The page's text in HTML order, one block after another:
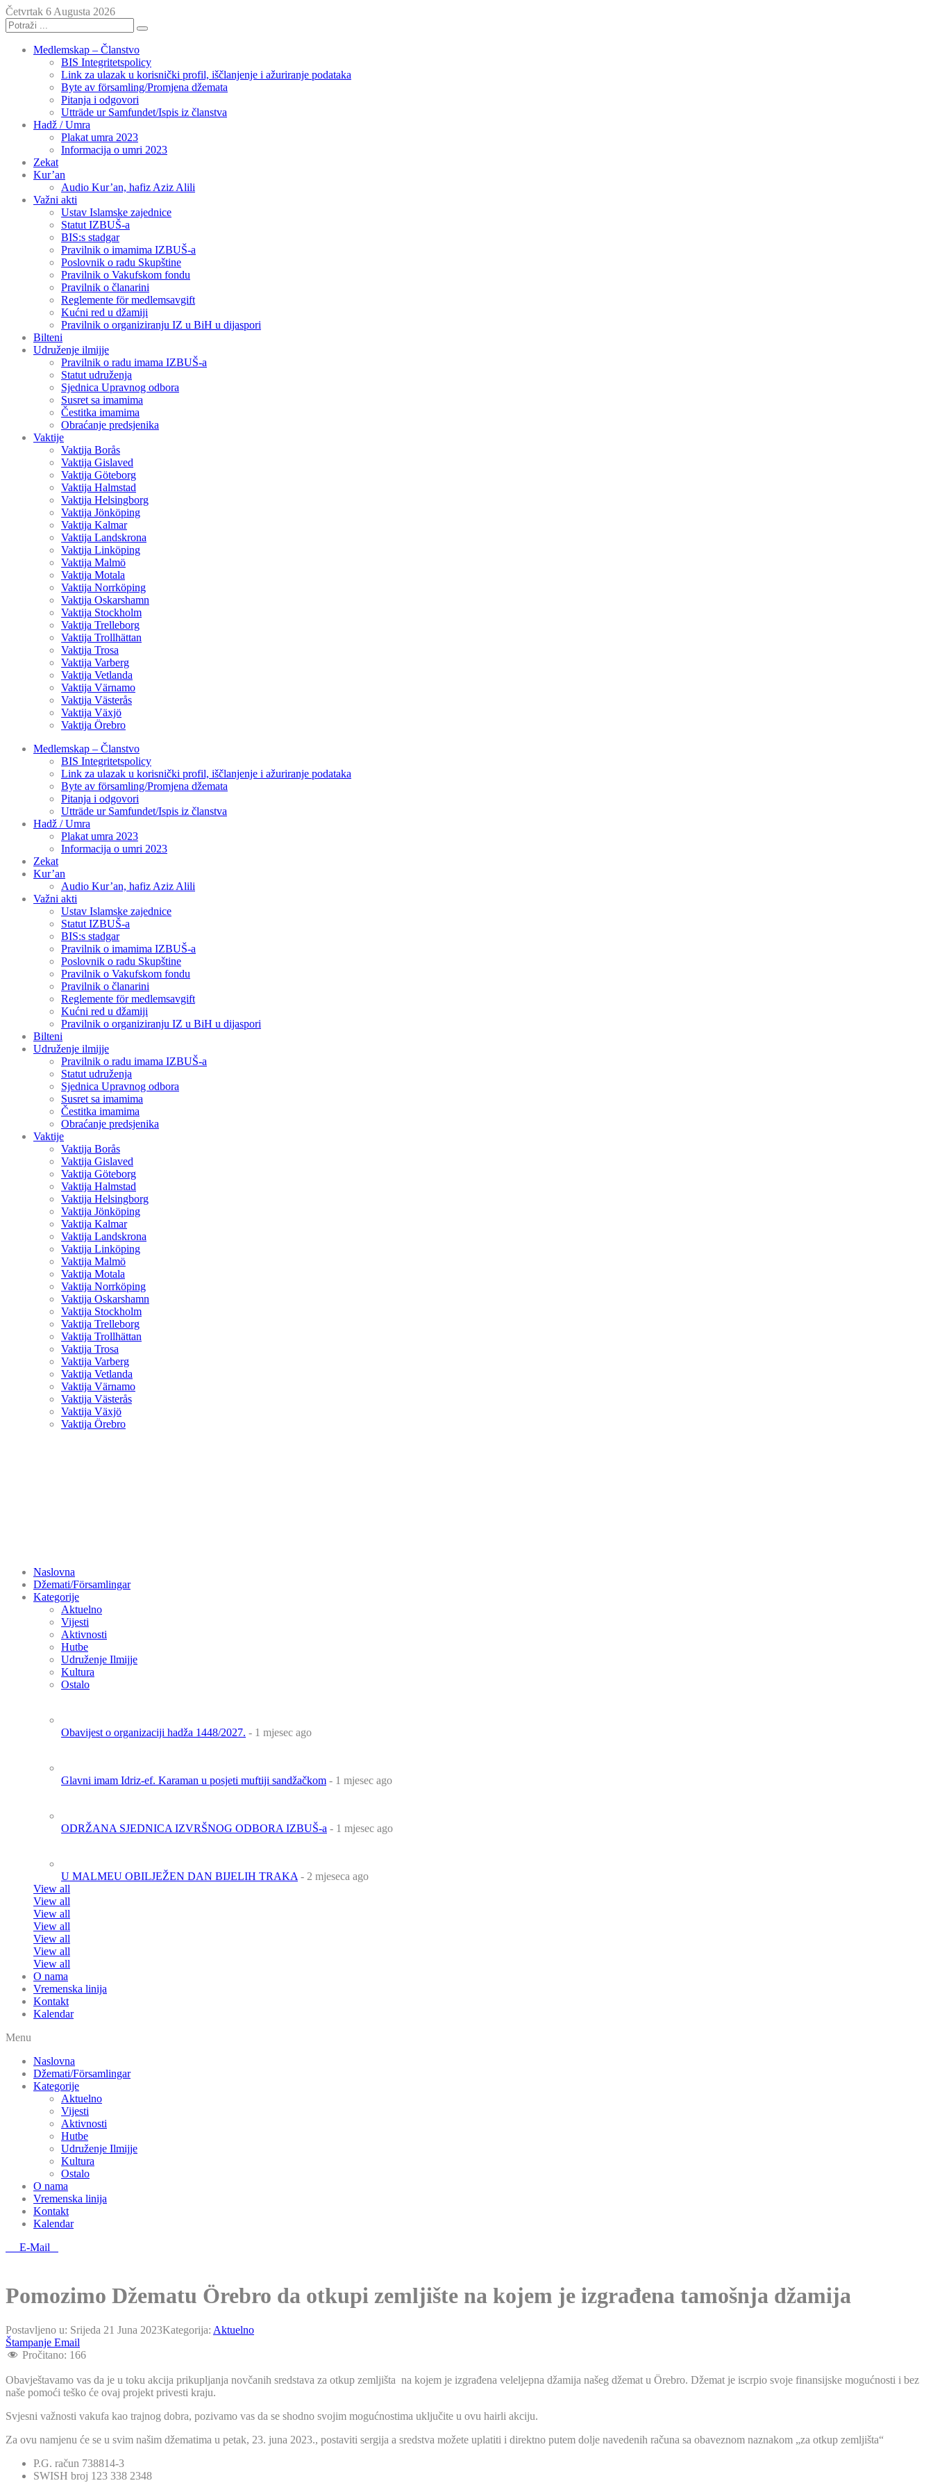
Četvrtak 6 Augusta 2026
Medlemskap – Članstvo
BIS Integritetspolicy
Link za ulazak u korisnički profil, iščlanjenje i ažuriranje podataka
Byte av församling/Promjena džemata
Pitanja i odgovori
Utträde ur Samfundet/Ispis iz članstva
Hadž / Umra
Plakat umra 2023
Informacija o umri 2023
Zekat
Kur’an
Audio Kur’an, hafiz Aziz Alili
Važni akti
Ustav Islamske zajednice
Statut IZBUŠ-a
BIS:s stadgar
Pravilnik o imamima IZBUŠ-a
Poslovnik o radu Skupštine
Pravilnik o Vakufskom fondu
Pravilnik o članarini
Reglemente för medlemsavgift
Kućni red u džamiji
Pravilnik o organiziranju IZ u BiH u dijaspori
Bilteni
Udruženje ilmijje
Pravilnik o radu imama IZBUŠ-a
Statut udruženja
Sjednica Upravnog odbora
Susret sa imamima
Čestitka imamima
Obraćanje predsjenika
Vaktije
Vaktija Borås
Vaktija Gislaved
Vaktija Göteborg
Vaktija Halmstad
Vaktija Helsingborg
Vaktija Jönköping
Vaktija Kalmar
Vaktija Landskrona
Vaktija Linköping
Vaktija Malmö
Vaktija Motala
Vaktija Norrköping
Vaktija Oskarshamn
Vaktija Stockholm
Vaktija Trelleborg
Vaktija Trollhättan
Vaktija Trosa
Vaktija Varberg
Vaktija Vetlanda
Vaktija Värnamo
Vaktija Västerås
Vaktija Växjö
Vaktija Örebro
Medlemskap – Članstvo
BIS Integritetspolicy
Link za ulazak u korisnički profil, iščlanjenje i ažuriranje podataka
Byte av församling/Promjena džemata
Pitanja i odgovori
Utträde ur Samfundet/Ispis iz članstva
Hadž / Umra
Plakat umra 2023
Informacija o umri 2023
Zekat
Kur’an
Audio Kur’an, hafiz Aziz Alili
Važni akti
Ustav Islamske zajednice
Statut IZBUŠ-a
BIS:s stadgar
Pravilnik o imamima IZBUŠ-a
Poslovnik o radu Skupštine
Pravilnik o Vakufskom fondu
Pravilnik o članarini
Reglemente för medlemsavgift
Kućni red u džamiji
Pravilnik o organiziranju IZ u BiH u dijaspori
Bilteni
Udruženje ilmijje
Pravilnik o radu imama IZBUŠ-a
Statut udruženja
Sjednica Upravnog odbora
Susret sa imamima
Čestitka imamima
Obraćanje predsjenika
Vaktije
Vaktija Borås
Vaktija Gislaved
Vaktija Göteborg
Vaktija Halmstad
Vaktija Helsingborg
Vaktija Jönköping
Vaktija Kalmar
Vaktija Landskrona
Vaktija Linköping
Vaktija Malmö
Vaktija Motala
Vaktija Norrköping
Vaktija Oskarshamn
Vaktija Stockholm
Vaktija Trelleborg
Vaktija Trollhättan
Vaktija Trosa
Vaktija Varberg
Vaktija Vetlanda
Vaktija Värnamo
Vaktija Västerås
Vaktija Växjö
Vaktija Örebro
Naslovna
Džemati/Församlingar
Kategorije
Aktuelno
Vijesti
Aktivnosti
Hutbe
Udruženje Ilmijje
Kultura
Ostalo
Obavijest o organizaciji hadža 1448/2027. - 1 mjesec ago
Glavni imam Idriz-ef. Karaman u posjeti muftiji sandžačkom - 1 mjesec ago
ODRŽANA SJEDNICA IZVRŠNOG ODBORA IZBUŠ-a - 1 mjesec ago
U MALMEU OBILJEŽEN DAN BIJELIH TRAKA - 2 mjeseca ago
View all
View all
View all
View all
View all
View all
View all
O nama
Vremenska linija
Kontakt
Kalendar
Menu
Naslovna
Džemati/Församlingar
Kategorije
Aktuelno
Vijesti
Aktivnosti
Hutbe
Udruženje Ilmijje
Kultura
Ostalo
O nama
Vremenska linija
Kontakt
Kalendar
E-Mail
Pomozimo Džematu Örebro da otkupi zemljište na kojem je izgrađena tamošnja džamija
Postavljeno u: Srijeda 21 Juna 2023Kategorija: Aktuelno
Štampanje Email
Pročitano: 166
Obavještavamo vas da je u toku akcija prikupljanja novčanih sredstava za otkup zemljišta na kojem je izgrađena veleljepna džamija našeg džemat u Örebro. Džemat je iscrpio svoje finansijske mogućnosti i bez
naše pomoći teško će ovaj projekt privesti kraju.
Svjesni važnosti vakufa kao trajnog dobra, pozivamo vas da se shodno svojim mogućnostima uključite u ovu hairli akciju.
Za ovu namjenu će se u svim našim džematima u petak, 23. juna 2023., postaviti sergija a sredstva možete uplatiti i direktno putem dolje navedenih računa sa obaveznom naznakom „za otkup zemljišta“
P.G. račun 738814-3
SWISH broj 123 338 2348